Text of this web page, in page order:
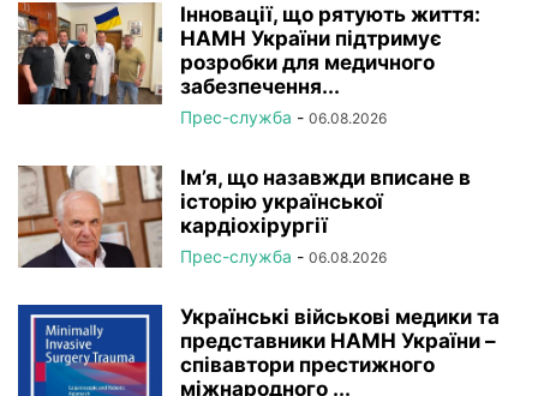
Інновації, що рятують життя:
НАМН України підтримує
розробки для медичного
забезпечення...
Прес-служба - 06.08.2026
Ім’я, що назавжди вписане в
історію української
кардіохірургії
Прес-служба - 06.08.2026
Українські військові медики та
представники НАМН України –
співавтори престижного
міжнародного ...